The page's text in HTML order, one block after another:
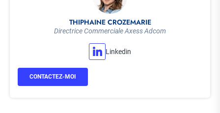
THIPHAINE CROZEMARIE
Directrice Commerciale Axess Adcom
Linkedin
CONTACTEZ-MOI